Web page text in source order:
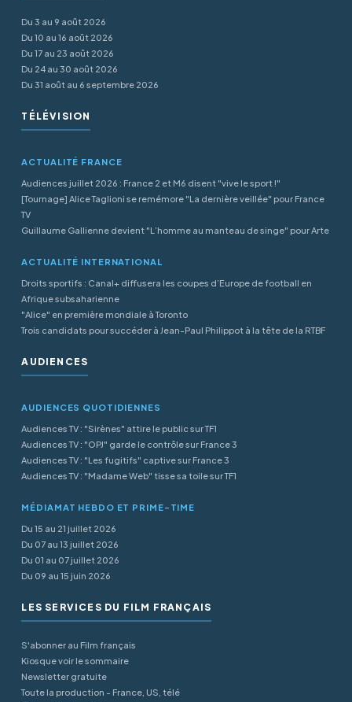
Du 3 au 9 août 2026
Du 10 au 16 août 2026
Du 17 au 23 août 2026
Du 24 au 30 août 2026
Du 31 août au 6 septembre 2026
TÉLÉVISION
ACTUALITÉ FRANCE
Audiences juillet 2026 : France 2 et M6 disent "vive le sport !"
[Tournage] Alice Taglioni se remémore "La dernière veillée" pour France
TV
Guillaume Gallienne devient "L’homme au manteau de singe" pour Arte
ACTUALITÉ INTERNATIONAL
Droits sportifs : Canal+ diffusera les coupes d’Europe de football en
Afrique subsaharienne
"Alice" en première mondiale à Toronto
Trois candidats pour succéder à Jean-Paul Philippot à la tête de la RTBF
AUDIENCES
AUDIENCES QUOTIDIENNES
Audiences TV : "Sirènes" attire le public sur TF1
Audiences TV : "OPJ" garde le contrôle sur France 3
Audiences TV : "Les fugitifs" captive sur France 3
Audiences TV : "Madame Web" tisse sa toile sur TF1
MÉDIAMAT HEBDO ET PRIME-TIME
Du 15 au 21 juillet 2026
Du 07 au 13 juillet 2026
Du 01 au 07 juillet 2026
Du 09 au 15 juin 2026
LES SERVICES DU FILM FRANÇAIS
S'abonner au Film français
Kiosque voir le sommaire
Newsletter gratuite
Toute la production - France, US, télé